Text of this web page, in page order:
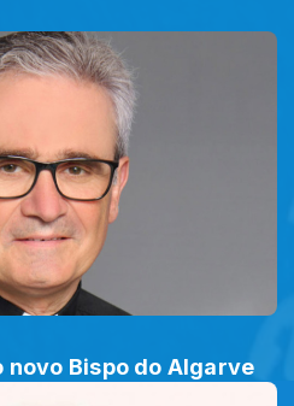
novo Bispo do Algarve